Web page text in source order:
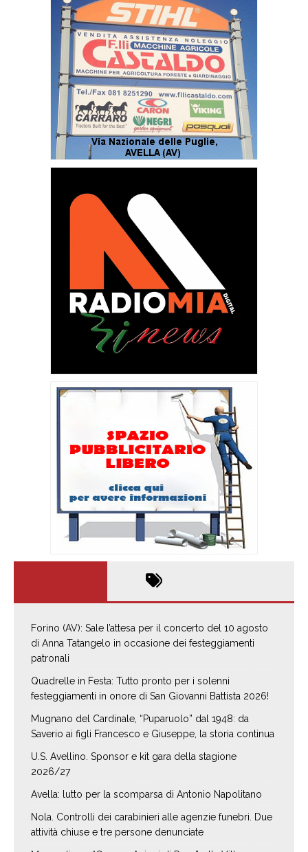
Forino (AV): Sale l’attesa per il concerto del 10 agosto
di Anna Tatangelo in occasione dei festeggiamenti
patronali
Quadrelle in Festa: Tutto pronto per i solenni
festeggiamenti in onore di San Giovanni Battista 2026!
Mugnano del Cardinale, “Puparuolo” dal 1948: da
Saverio ai figli Francesco e Giuseppe, la storia continua
U.S. Avellino. Sponsor e kit gara della stagione
2026/27
Avella: lutto per la scomparsa di Antonio Napolitano
Nola. Controlli dei carabinieri alle agenzie funebri. Due
attività chiuse e tre persone denunciate